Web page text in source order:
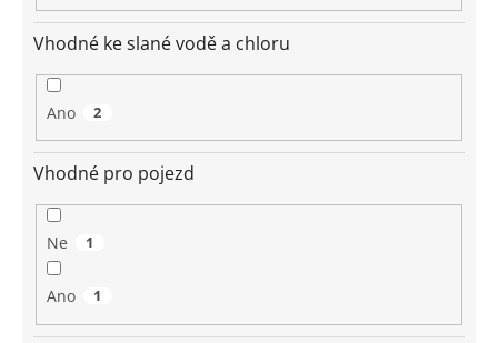
Vhodné ke slané vodě a chloru
Ano 2
Vhodné pro pojezd
Ne 1
Ano 1